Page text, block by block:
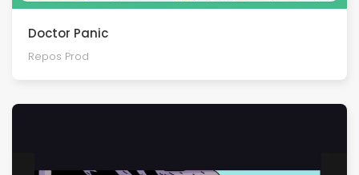
Doctor Panic
Repos Prod